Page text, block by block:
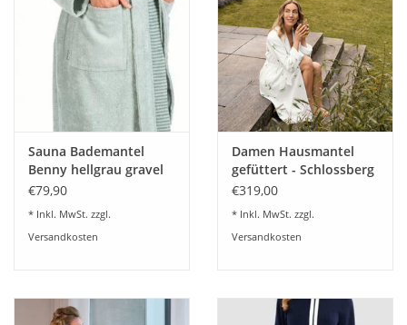
Geprüfter Webshop
Über uns
Vertrag widerrufen
Tel.0049(0)7322-919376
Blog-Aktuelles
Sauna Bademantel
Benny hellgrau gravel
21
€79,90
* Inkl. MwSt. zzgl.
Versandkosten
Damen Hausmantel
gefüttert - Schlossberg
AIKO
€319,00
* Inkl. MwSt. zzgl.
Versandkosten